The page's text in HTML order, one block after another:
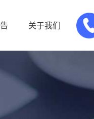
关于我们